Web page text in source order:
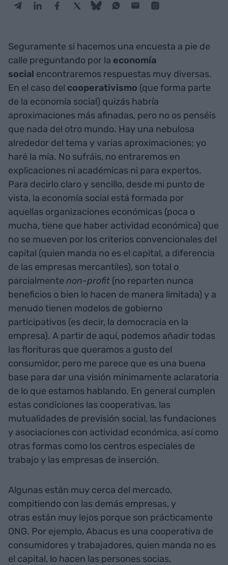
Seguramente si hacemos una encuesta a pie de
calle preguntando por la economía
social encontraremos respuestas muy diversas.
En el caso del cooperativismo (que forma parte
de la economía social) quizás habría
aproximaciones más afinadas, pero no os penséis
que nada del otro mundo. Hay una nebulosa
alrededor del tema y varias aproximaciones; yo
haré la mía. No sufráis, no entraremos en
explicaciones ni académicas ni para expertos.
Para decirlo claro y sencillo, desde mi punto de
vista, la economía social está formada por
aquellas organizaciones económicas (poca o
mucha, tiene que haber actividad económica) que
no se mueven por los criterios convencionales del
capital (quien manda no es el capital, a diferencia
de las empresas mercantiles), son total o
parcialmente non-profit (no reparten nunca
beneficios o bien lo hacen de manera limitada) y a
menudo tienen modelos de gobierno
participativos (es decir, la democracia en la
empresa). A partir de aquí, podemos añadir todas
las florituras que queramos a gusto del
consumidor, pero me parece que es una buena
base para dar una visión mínimamente aclaratoria
de lo que estamos hablando. En general cumplen
estas condiciones las cooperativas, las
mutualidades de previsión social, las fundaciones
y asociaciones con actividad económica, así como
otras formas como los centros especiales de
trabajo y las empresas de inserción.
Algunas están muy cerca del mercado,
compitiendo con las demás empresas, y
otras están muy lejos porque son prácticamente
ONG. Por ejemplo, Abacus es una cooperativa de
consumidores y trabajadores, quien manda no es
el capital, lo hacen las persones socias,